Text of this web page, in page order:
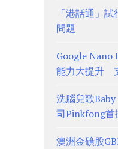
「港話通」
問題
Google Nano
能力大提升
洗腦兒歌
司Pinkfong首
澳洲金礦股